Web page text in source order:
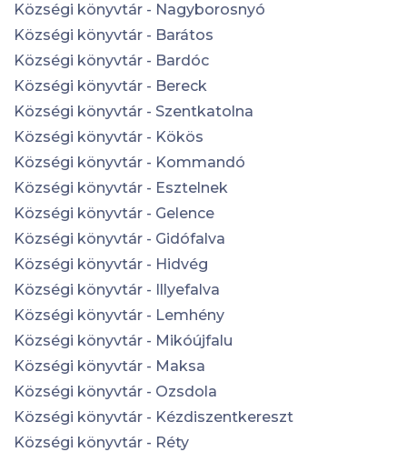
Községi könyvtár - Nagyborosnyó
Községi könyvtár - Barátos
Községi könyvtár - Bardóc
Községi könyvtár - Bereck
Községi könyvtár - Szentkatolna
Községi könyvtár - Kökös
Községi könyvtár - Kommandó
Községi könyvtár - Esztelnek
Községi könyvtár - Gelence
Községi könyvtár - Gidófalva
Községi könyvtár - Hidvég
Községi könyvtár - Illyefalva
Községi könyvtár - Lemhény
Községi könyvtár - Mikóújfalu
Községi könyvtár - Maksa
Községi könyvtár - Ozsdola
Községi könyvtár - Kézdiszentkereszt
Községi könyvtár - Réty